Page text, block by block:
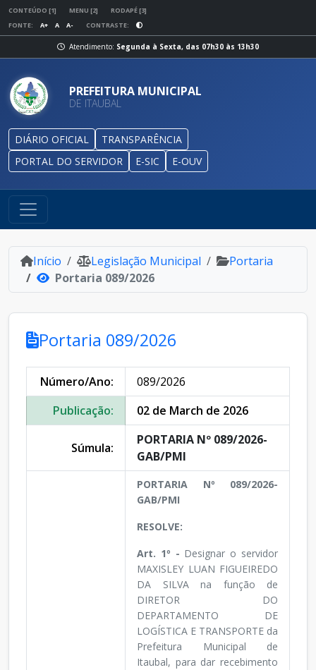
CONTEÚDO [1] MENU [2]
RODAPÉ [3]
FONTE:
A+ A A- CONTRASTE:
Atendimento: Segunda à Sexta, das 07h30 às 13h30
PREFEITURA MUNICIPAL
DE ITAUBAL
DIÁRIO OFICIAL
TRANSPARÊNCIA
PORTAL DO SERVIDOR
E-SIC E-OUV
Início Legislação Municipal
Portaria
Portaria 089/2026
Portaria 089/2026
Número/Ano:
089/2026
Publicação:
02 de March de 2026
Súmula:
PORTARIA Nº 089/2026-
GAB/PMI
PORTARIA Nº 089/2026-
GAB/PMI
RESOLVE:
Art. 1º - Designar o servidor
MAXISLEY LUAN FIGUEIREDO
DA SILVA na função de
DIRETOR DO
DEPARTAMENTO DE
LOGÍSTICA E TRANSPORTE da
Prefeitura Municipal de
Itaubal, para dar recebimento